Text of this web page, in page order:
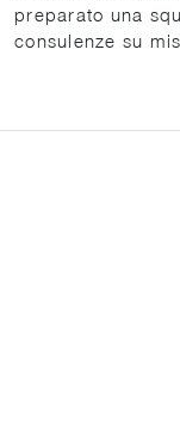
preparato una
consulenze su